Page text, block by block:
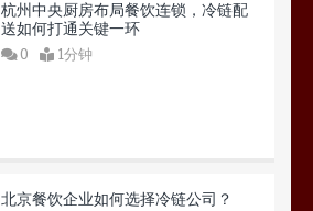
杭州中央厨房布局餐饮连锁，冷链配
送如何打通关键一环
0 1分钟
北京餐饮企业如何选择冷链公司？